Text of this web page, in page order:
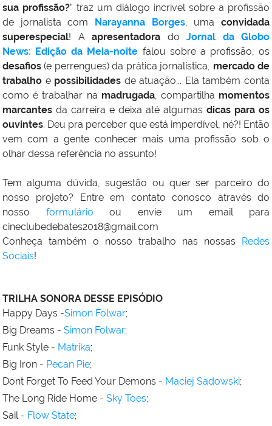
sua profissão?” traz um diálogo incrível sobre a profissão
de jornalista com
Narayanna Borges, umaconvidada
superespecial! Aapresentadora do Jornal da Globo
News: Edição da Meia-noite falou sobre a profissão, os
desafios (e perrengues) da prática jornalística, mercado de
trabalho e possibilidades de atuação... Ela também conta
como é trabalhar na madrugada, compartilha momentos
marcantes da carreira e deixa até algumas dicas para os
ouvintes. Deu pra perceber que está imperdível, né?! Então
vem com a gente conhecer mais uma profissão sob o
olhar dessa referência no assunto!
Tem alguma dúvida, sugestão ou quer ser parceiro do
nosso projeto? Entre em contato conosco através do
nosso formulário ou envie um email para
cineclubedebates2018@gmail.com
Conheça também o nosso trabalho nas nossas
Redes
Sociais!
TRILHA SONORA DESSE EPISÓDIO
Happy Days -Simon Folwar;
Big Dreams - Simon Folwar;
Funk Style - Matrika;
Big Iron - Pecan Pie;
Dont Forget To Feed Your Demons - Maciej Sadowski;
The Long Ride Home - Sky Toes;
Sail - Flow State;